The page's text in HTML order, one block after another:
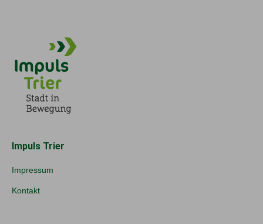
Impuls Trier
Impressum
Kontakt